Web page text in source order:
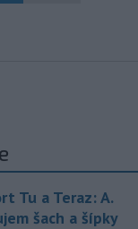
Tu a Teraz: A.
šach a šípky